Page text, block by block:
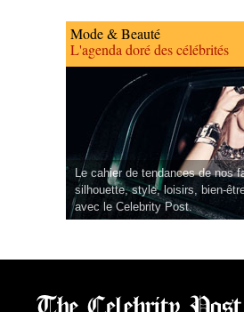
Mode & Beauté
L'agenda doré des célébrités
Le cahier de tendances de nos
silhouette, style, loisirs, bien-
avec le Celebrity Post.